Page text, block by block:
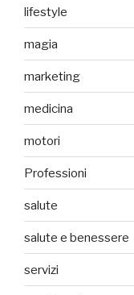
lifestyle
magia
marketing
medicina
motori
Professioni
salute
salute e benessere
servizi